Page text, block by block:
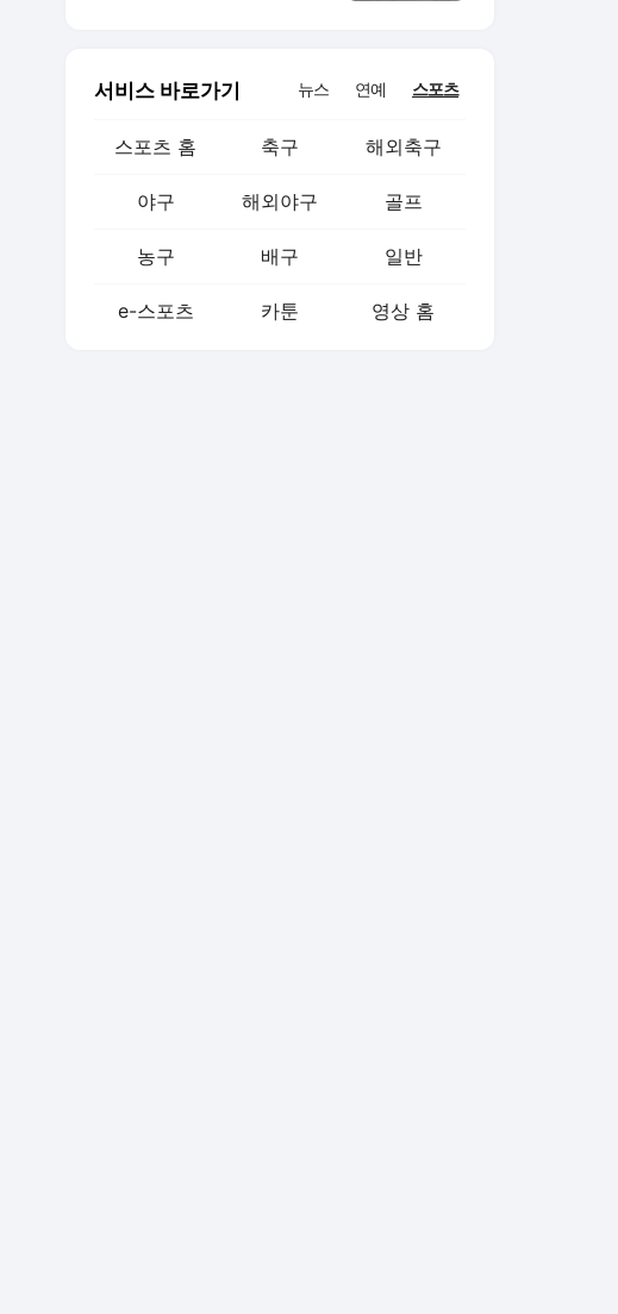
서비스 바로가기 뉴스 연예 스포츠
스포츠 홈 축구 해외축구
야구 해외야구 골프
농구 배구 일반
e-스포츠 카툰 영상 홈